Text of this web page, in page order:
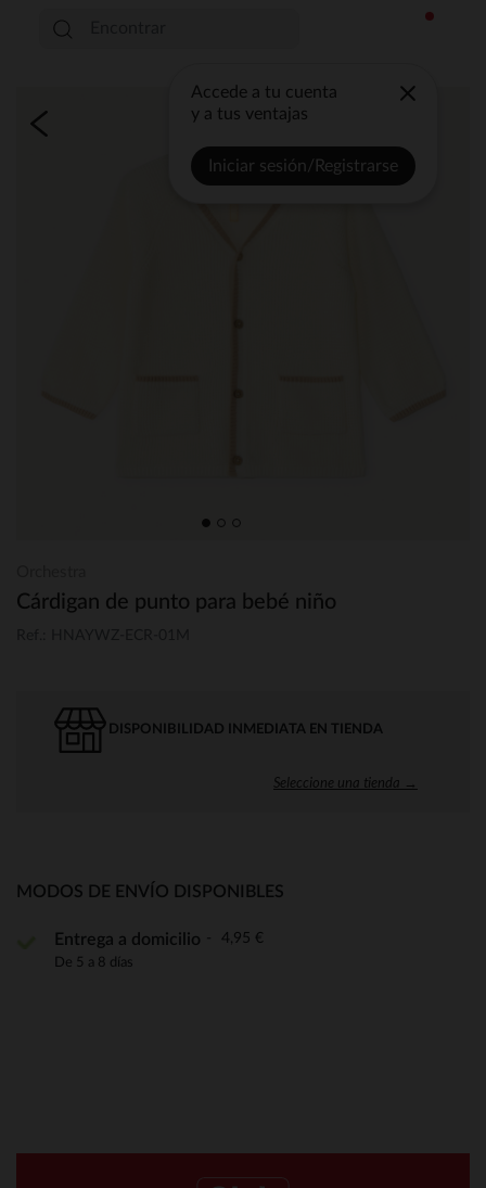
Accede a tu cuenta
y a tus ventajas
Iniciar sesión/Registrarse
Cárdigan de punto para bebé niño
DISPONIBILIDAD INMEDIATA EN TIENDA
Seleccione una tienda →
MODOS DE ENVÍO DISPONIBLES
Entrega a domicilio 4,95 €
De 5 a 8 días